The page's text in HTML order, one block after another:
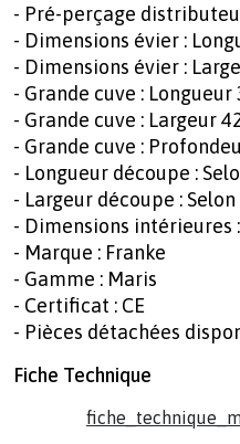
- Pré-perçage
- Dimensions évier :
- Dimensions évier :
- Grande cuve : Longueur
- Grande cuve : Largeur
- Grande cuve :
- Longueur découpe :
- Largeur découpe :
- Dimensions intérieures
- Marque : Franke
- Gamme : Maris
- Certificat : CE
- Pièces détachées
Fiche Technique